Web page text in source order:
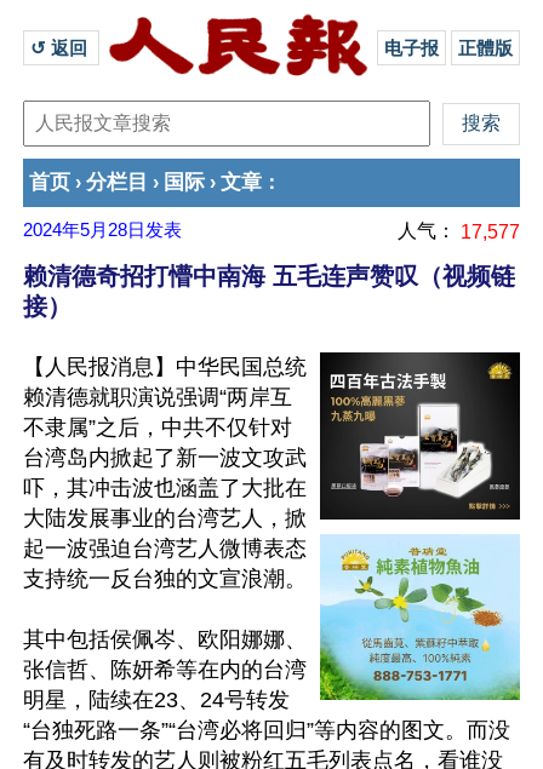
↺ 返回 电子报 正體版
首页 › 分栏目 › 国际 › 文章 ：
2024年5月28日 发表 人气： 17,577
赖清德奇招打懵中南海 五毛连声赞叹（视频链
接）
【人民报消息】中华民国总统
赖清德就职演说强调“两岸互
不隶属”之后，中共不仅针对
台湾岛内掀起了新一波文攻武
吓，其冲击波也涵盖了大批在
大陆发展事业的台湾艺人，掀
起一波强迫台湾艺人微博表态
支持统一反台独的文宣浪潮。
其中包括侯佩岑、欧阳娜娜、
张信哲、陈妍希等在内的台湾
明星，陆续在23、24号转发
“台独死路一条”“台湾必将回归”等内容的图文。而没
有及时转发的艺人则被粉红五毛列表点名，看谁没